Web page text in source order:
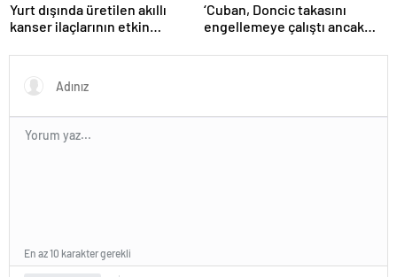
Yurt dışında üretilen akıllı
kanser ilaçlarının etkin
geliştirildi | Sağlık Haberleri
‘Cuban, Doncic takasını
engellemeye çalıştı ancak
Haberleri
En az 10 karakter gerekli